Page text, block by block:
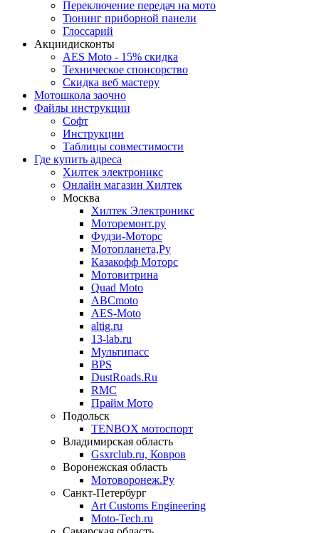
Переключение передач на мото
Тюнинг приборной панели
Глоссарий
Акциидисконты
AES Moto - 15% скидка
Техническое спонсорство
Скидка веб мастеру
Мотошкола заочно
Файлы инструкции
Софт
Инструкции
Таблицы совместимости
Где купить адреса
Хилтек электроникс
Онлайн магазин Хилтек
Москва
Хилтек Электроникс
Моторемонт.ру
Фудзи-Моторс
Мотопланета,Ру
Казакофф Моторс
Мотовитрина
Quad Moto
ABCmoto
AES-Moto
altig.ru
13-lab.ru
Мультипасс
BPS
DustRoads.Ru
RMC
Прайм Мото
Подольск
TENBOX мотоспорт
Владимирская область
Gsxrclub.ru, Ковров
Воронежская область
Мотоворонеж.Ру
Санкт-Петербург
Art Customs Engineering
Moto-Tech.ru